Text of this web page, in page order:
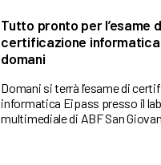
Tutto pronto per l’esame
certificazione informatica
domani
Domani si terrà l’esame di
informatica Eipass presso il
multimediale di ABF San